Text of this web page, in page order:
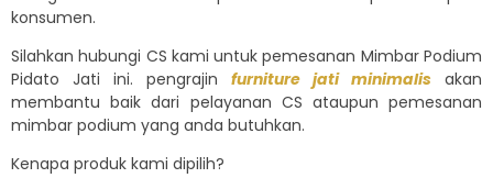
konsumen.
Silahkan hubungi CS kami untuk pemesanan Mimbar Podium
Pidato Jati ini. pengrajin furniture jati minimalis akan
membantu baik dari pelayanan CS ataupun pemesanan
mimbar podium yang anda butuhkan.
Kenapa produk kami dipilih?